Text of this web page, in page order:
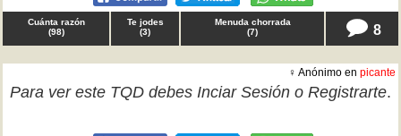
Cuánta razón
(98)
Te jodes
(3)
Menuda chorrada
(7) 8
♀ Anónimo en picante
Para ver este TQD debes Inciar Sesión o Registrarte.